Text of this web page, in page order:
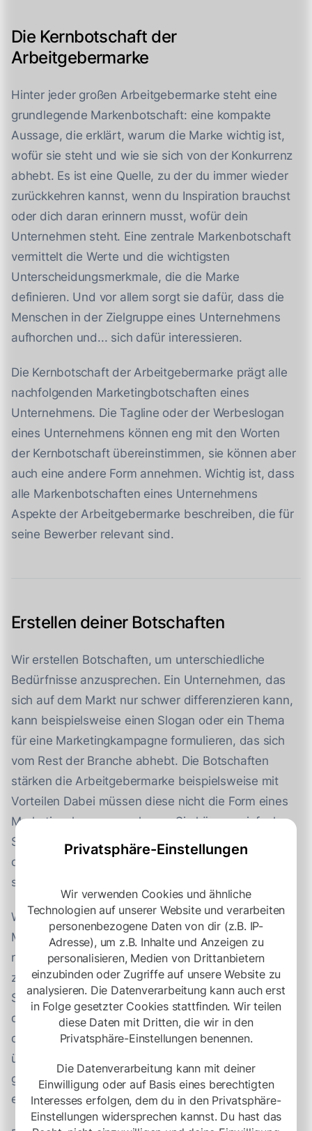
Die Kernbotschaft der
Arbeitgebermarke
Hinter jeder großen Arbeitgebermarke steht eine
grundlegende Markenbotschaft: eine kompakte
Aussage, die erklärt, warum die Marke wichtig ist,
wofür sie steht und wie sie sich von der Konkurrenz
abhebt. Es ist eine Quelle, zu der du immer wieder
zurückkehren kannst, wenn du Inspiration brauchst
oder dich daran erinnern musst, wofür dein
Unternehmen steht. Eine zentrale Markenbotschaft
vermittelt die Werte und die wichtigsten
Unterscheidungsmerkmale, die die Marke
definieren. Und vor allem sorgt sie dafür, dass die
Menschen in der Zielgruppe eines Unternehmens
aufhorchen und... sich dafür interessieren.
Die Kernbotschaft der Arbeitgebermarke prägt alle
nachfolgenden Marketingbotschaften eines
Unternehmens. Die Tagline oder der Werbeslogan
eines Unternehmens können eng mit den Worten
der Kernbotschaft übereinstimmen, sie können aber
auch eine andere Form annehmen. Wichtig ist, dass
alle Markenbotschaften eines Unternehmens
Aspekte der Arbeitgebermarke beschreiben, die für
seine Bewerber relevant sind.
Erstellen deiner Botschaften
Wir erstellen Botschaften, um unterschiedliche
Bedürfnisse anzusprechen. Ein Unternehmen, das
sich auf dem Markt nur schwer differenzieren kann,
kann beispielsweise einen Slogan oder ein Thema
für eine Marketingkampagne formulieren, das sich
vom Rest der Branche abhebt. Die Botschaften
stärken die Arbeitgebermarke beispielsweise mit
Vorteilen Dabei müssen diese nicht die Form eines
Marketingslogans annehmen. Sie können einfach
Schlüsselmerkmale deiner Arbeitgebermarke sein,
oder sie können Schlagzeilen auf deiner Website
sein.
Wie auch immer sie aussehen, die
Markenbotschaften müssen für deine Zielbewerber
relevant sein. Wenn du mehrere Zielbewerber hast -
z. B. verschiedene Berufsgruppen -, solltest du
Schlüsselbotschaften entwickeln, die die Interessen
der einzelnen Gruppen ansprechen. Die Botschaften
der einzelnen Zielbewerber können sich stark
überschneiden, aber es wird mit Sicherheit Punkte
geben, die für eine Gruppe relevanter sind als für
eine andere.
Privatsphäre-Einstellungen
Wir verwenden Cookies und ähnliche
Technologien auf unserer Website und verarbeiten
personenbezogene Daten von dir (z.B. IP-
Adresse), um z.B. Inhalte und Anzeigen zu
personalisieren, Medien von Drittanbietern
einzubinden oder Zugriffe auf unsere Website zu
analysieren. Die Datenverarbeitung kann auch erst
in Folge gesetzter Cookies stattfinden. Wir teilen
diese Daten mit Dritten, die wir in den
Privatsphäre-Einstellungen benennen.
Die Datenverarbeitung kann mit deiner
Einwilligung oder auf Basis eines berechtigten
Interesses erfolgen, dem du in den Privatsphäre-
Einstellungen widersprechen kannst. Du hast das